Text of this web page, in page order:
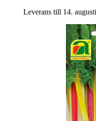
Leverans till 14. augusti